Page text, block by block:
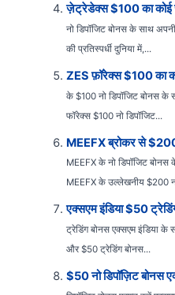
ज़ेट्रेडेक्स $100 का कोई
नो डिपॉजिट बोनस के साथ
की प्रतिस्पर्धी दुनिया में,...
ZES फ़ॉरेक्स $100 का
के $100 नो डिपॉजिट बोनस के
फॉरेक्स $100 नो डिपॉजिट...
MEEFX ब्रोकर से $200
MEEFX के नो डिपॉजिट
MEEFX के उल्लेखनीय $200
एक्सएम इंडिया $50
ट्रेडिंग बोनस एक्सएम इंडिया
और $50 ट्रेडिंग बोनस...
$50 नो डिपॉज़िट बोनस